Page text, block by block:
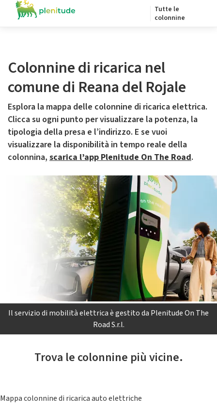
Tutte le
colonnine
Colonnine di ricarica nel
comune di Reana del Rojale
Esplora la mappa delle colonnine di ricarica elettrica.
Clicca su ogni punto per visualizzare la potenza, la
tipologia della presa e l’indirizzo. E se vuoi
visualizzare la disponibilità in tempo reale della
colonnina, scarica l’app Plenitude On The Road.
Il servizio di mobilità elettrica è gestito da Plenitude On The
Road S.r.l.
Trova le colonnine più vicine.
Mappa colonnine di ricarica auto elettriche